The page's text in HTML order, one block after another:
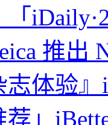
「
推出
志体验
荐」